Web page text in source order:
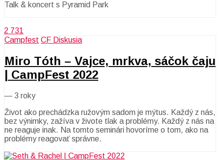
Talk & koncert s Pyramid Park
2 731
Campfest CF Diskusia
Miro Tóth – Vajce, mrkva, sáčok čaju
| CampFest 2022
— 3 roky
Život ako prechádzka ružovým sadom je mýtus. Každý z nás,
bez výnimky, zažíva v živote tlak a problémy. Každý z nás na
ne reaguje inak. Na tomto seminári hovoríme o tom, ako na
problémy reagovať správne.